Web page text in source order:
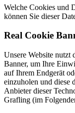
Welche Cookies und
können Sie dieser
Real Cookie
Unsere Website nutzt
Banner, um Ihre
auf Ihrem Endgerät
einzuholen und diese
Anbieter dieser
Grafling (im